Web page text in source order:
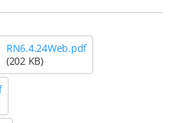
RN6.4.24Web.pdf
(202 KB)